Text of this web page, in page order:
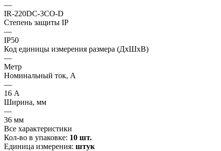
—
IR-220DC-3CO-D
Степень защиты IP
—
IP50
Код единицы измерения размера (ДхШхВ)
—
Метр
Номинальный ток, А
—
16 А
Ширина, мм
—
36 мм
Все характеристики
Кол-во в упаковке: 10 шт.
Единица измерения: штук